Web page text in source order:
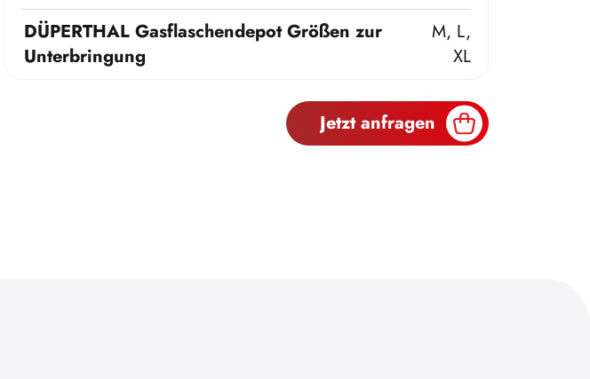
DÜPERTHAL Gasflaschendepot Größen zur
Unterbringung
M, L,
XL
Jetzt anfragen